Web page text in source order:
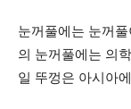
눈꺼풀에는 눈꺼
의 눈꺼풀에는 의
일 뚜껑은 아시아